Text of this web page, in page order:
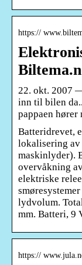
https://
22. okt. 2007
inn til bilen
pappaen hører
Batteridrevet,
lokalisering
maskinlyder).
overvåkning
elektriske
lydvolum.
mm. Batteri, 9
https://